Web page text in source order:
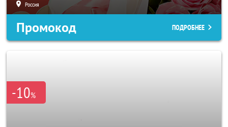
Россия
Промокод ПОДРОБНЕЕ
-10%